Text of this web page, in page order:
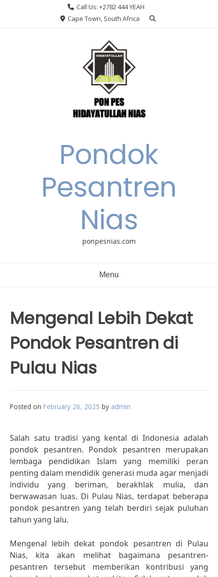
Call Us: +2782 444 YEAH
Cape Town, South Africa
Pondok
Pesantren
Nias
ponpesnias.com
Menu
Mengenal Lebih Dekat
Pondok Pesantren di
Pulau Nias
Posted on February 26, 2025 by admin
Salah satu tradisi yang kental di Indonesia adalah
pondok pesantren. Pondok pesantren merupakan
lembaga pendidikan Islam yang memiliki peran
penting dalam mendidik generasi muda agar menjadi
individu yang beriman, berakhlak mulia, dan
berwawasan luas. Di Pulau Nias, terdapat beberapa
pondok pesantren yang telah berdiri sejak puluhan
tahun yang lalu.
Mengenal lebih dekat pondok pesantren di Pulau
Nias, kita akan melihat bagaimana pesantren-
pesantren tersebut memberikan kontribusi yang